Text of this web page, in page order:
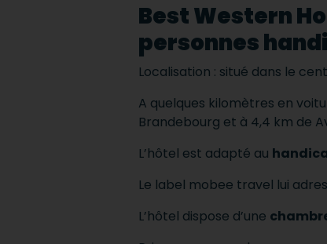
Best Western
personnes
Localisation : situé dans le
A quelques kilomètres en
Brandebourg et à 4,4 km de
L’hôtel est adapté au
Le label mobee travel lui
L’hôtel dispose d’une